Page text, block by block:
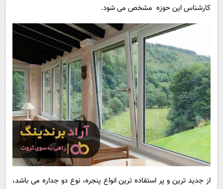
کارشناس این حوزه مشخص می شود.
از جدید ترین و پر استفاده ترین انواع پنجره، نوع دو جداره می باشد،